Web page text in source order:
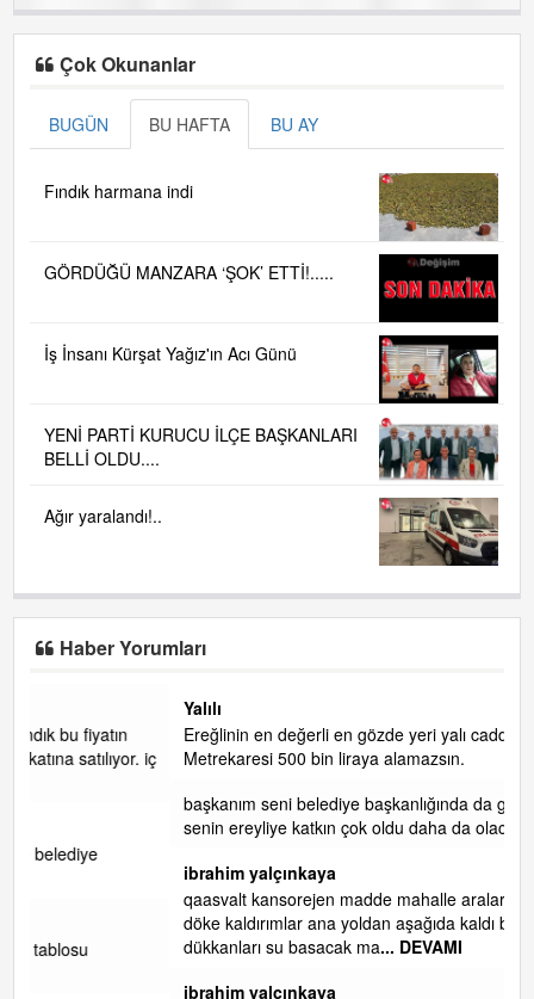
Çok Okunanlar
BUGÜN BU HAFTA BU AY
Fındık harmana indi
GÖRDÜĞÜ MANZARA ‘ŞOK’ ETTİ!.....
İş İnsanı Kürşat Yağız'ın Acı Günü
YENİ PARTİ KURUCU İLÇE BAŞKANLARI
BELLİ OLDU....
Ağır yaralandı!..
Haber Yorumları
Ereğlinin en değerli en gözde yeri yalı caddesi ve çevresidir.
Metrekaresi 500 bin liraya alamazsın.
başkanım seni belediye başkanlığında da görmek isteriz
senin ereyliye katkın çok oldu daha da olacaktır
ibrahim yalçınkaya
qaasvalt kansorejen madde mahalle aralarında asvalt döke
döke kaldırımlar ana yoldan aşağıda kaldı bi yağmurda
dükkanları su basacak ma... DEVAMI
ibrahim yalçınkaya